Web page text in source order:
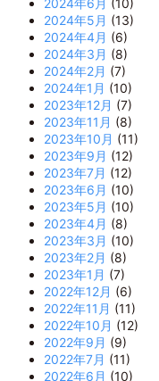
2024年6月 (10)
2024年5月 (13)
2024年4月 (6)
2024年3月 (8)
2024年2月 (7)
2024年1月 (10)
2023年12月 (7)
2023年11月 (8)
2023年10月 (11)
2023年9月 (12)
2023年7月 (12)
2023年6月 (10)
2023年5月 (10)
2023年4月 (8)
2023年3月 (10)
2023年2月 (8)
2023年1月 (7)
2022年12月 (6)
2022年11月 (11)
2022年10月 (12)
2022年9月 (9)
2022年7月 (11)
2022年6月 (10)